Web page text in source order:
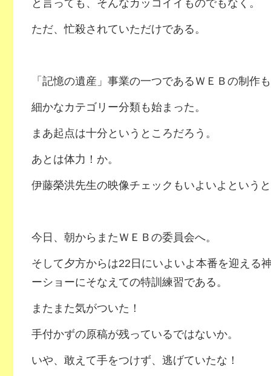
と言っても、そんなカッコイイものでもなく。
ただ、忙殺されていただけである。
「記憶の遺産」事業の一つであるＷＥＢの制作
細かなカテゴリー分類も始まった。
まあ起点は十分というところだろう。
あとは体力！か。
伊藤榮洪先生の映像チェックもいよいよという
今日、朝からまたＷＥＢの委員会へ。
そして夕方からは22日にいよいよ本番を迎える
ーショーにそなえての特訓練習である。
またまた気がついた！
手付かずの原稿が残っているではないか。
いや、敢えて手をつけず、逃げていたな！